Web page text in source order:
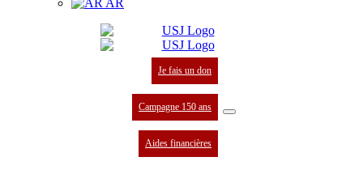
AR
Je fais un don
Campagne 150 ans
Aides financières